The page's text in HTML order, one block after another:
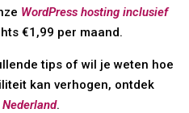
WordPress hosting inclusief
€1,99 per maand.
tips of wil je weten hoe
kan verhogen, ontdek
.